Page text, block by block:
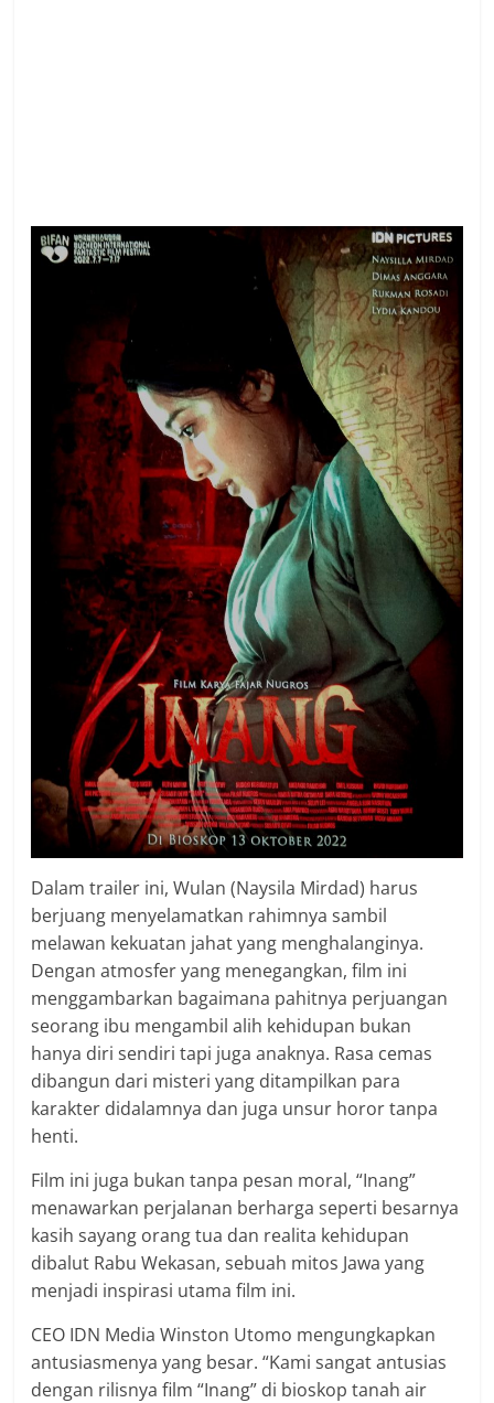
Dalam trailer ini, Wulan (Naysila Mirdad) harus
berjuang menyelamatkan rahimnya sambil
melawan kekuatan jahat yang menghalanginya.
Dengan atmosfer yang menegangkan, film ini
menggambarkan bagaimana pahitnya perjuangan
seorang ibu mengambil alih kehidupan bukan
hanya diri sendiri tapi juga anaknya. Rasa cemas
dibangun dari misteri yang ditampilkan para
karakter didalamnya dan juga unsur horor tanpa
henti.
Film ini juga bukan tanpa pesan moral, “Inang”
menawarkan perjalanan berharga seperti besarnya
kasih sayang orang tua dan realita kehidupan
dibalut Rabu Wekasan, sebuah mitos Jawa yang
menjadi inspirasi utama film ini.
CEO IDN Media Winston Utomo mengungkapkan
antusiasmenya yang besar. “Kami sangat antusias
dengan rilisnya film “Inang” di bioskop tanah air